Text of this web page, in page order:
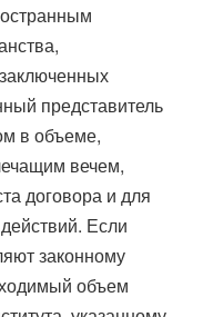
представитель
в объеме,
вечем,
договора и для
Если
законному
объем